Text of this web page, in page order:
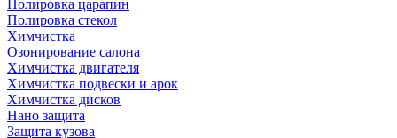
Полировка царапин
Полировка стекол
Химчистка
Озонирование салона
Химчистка двигателя
Химчистка подвески и арок
Химчистка дисков
Нано защита
Защита кузова